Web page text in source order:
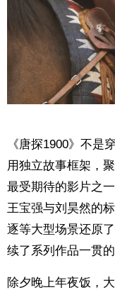
《唐探1900》不是
用独立故事框架，
最受期待的影片之
王宝强与刘昊然的
逐等大型场景还原
续了系列作品一贯
除夕晚上年夜饭，